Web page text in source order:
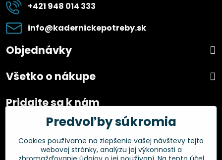
+421 948 014 333
info​@kadernickepotreby​.sk
Objednávky
Všetko o nákupe
Pridajte sa k nám
FacebookPredvoľby súkromia
Cookies používame na zlepšenie vašej návštevy tejto
webovej stránky, analýzu jej výkonnosti a